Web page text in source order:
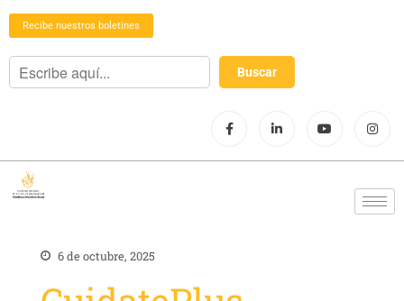
Recibe nuestros boletines
6 de octubre, 2025